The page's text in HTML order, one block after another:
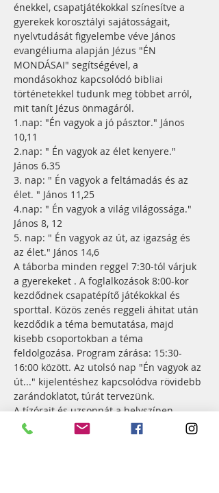
énekkel, csapatjátékokkal színesítve a
gyerekek korosztályi sajátosságait,
nyelvtudását figyelembe véve János
evangéliuma alapján Jézus "ÉN
MONDÁSAI" segítségével, a
mondásokhoz kapcsolódó bibliai
történetekkel tudunk meg többet arról,
mit tanít Jézus önmagáról.
1.nap: "Én vagyok a jó pásztor." János
10,11
2.nap: " Én vagyok az élet kenyere."
János 6.35
3. nap: " Én vagyok a feltámadás és az
élet. " János 11,25
4.nap: " Én vagyok a világ világossága."
János 8, 12
5. nap: " Én vagyok az út, az igazság és
az élet." János 14,6
A táborba minden reggel 7:30-tól várjuk
a gyerekeket . A foglalkozások 8:00-kor
kezdődnek csapatépítő játékokkal és
sporttal. Közös zenés reggeli áhitat után
kezdődik a téma bemutatása, majd
kisebb csoportokban a téma
feldolgozása. Program zárása: 15:30-
16:00 között. Az utolsó nap "Én vagyok az
út..." kijelentéshez kapcsolódva rövidebb
zarándoklatot, túrát tervezünk.
A tízórait és uzsonnát a helyszínen
kapják a gyerekek, az ebédet pedig a
Kakas Vendéglőben fogyasztjuk.